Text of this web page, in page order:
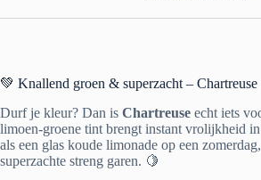
💚 Knallend groen & superzacht – Chartreuse
Durf je kleur? Dan is Chartreuse echt iets
limoen-groene tint brengt instant vrolijkheid
als een glas koude limonade op een
superzachte streng garen. 🍋